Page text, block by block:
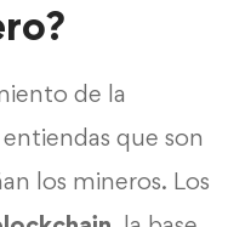
de la
que son
los mineros. Los